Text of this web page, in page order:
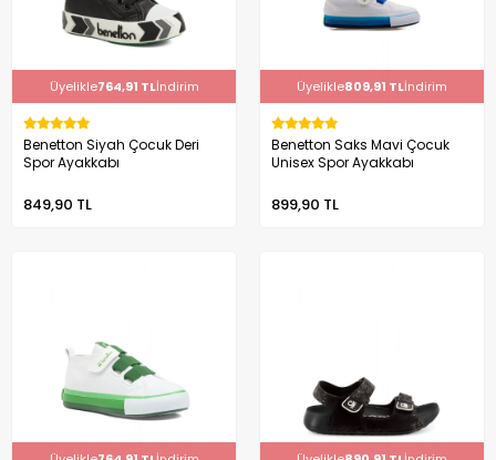
Üyelikle764,91 TLİndirim
Benetton Siyah Çocuk Deri
Spor Ayakkabı
849,90 TL
Üyelikle809,91 TLİndirim
Benetton Saks Mavi Çocuk
Unisex Spor Ayakkabı
899,90 TL